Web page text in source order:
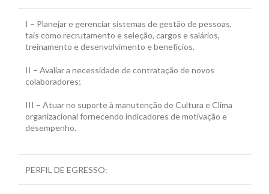
I – Planejar e gerenciar sistemas de gestão de pessoas,
tais como recrutamento e seleção, cargos e salários,
treinamento e desenvolvimento e benefícios.
II – Avaliar a necessidade de contratação de novos
colaboradores;
III – Atuar no suporte à manutenção de Cultura e Clima
organizacional fornecendo indicadores de motivação e
desempenho.
PERFIL DE EGRESSO: